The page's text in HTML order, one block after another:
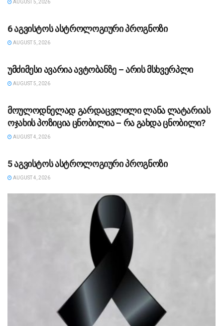
AUGUST 5, 2026
6 აგვისტოს ასტროლოგიური პროგნოზი
AUGUST 5, 2026
უმძიმესი ავარია ავტობანზე – არის მსხვერპლი
AUGUST 5, 2026
მოულოდნელად გარდაცვლილი ლანა ლატარიას
ოჯახის პოზიცია ცნობილია – რა გახდა ცნობილი?
AUGUST 4, 2026
5 აგვისტოს ასტროლოგიური პროგნოზი
AUGUST 4, 2026